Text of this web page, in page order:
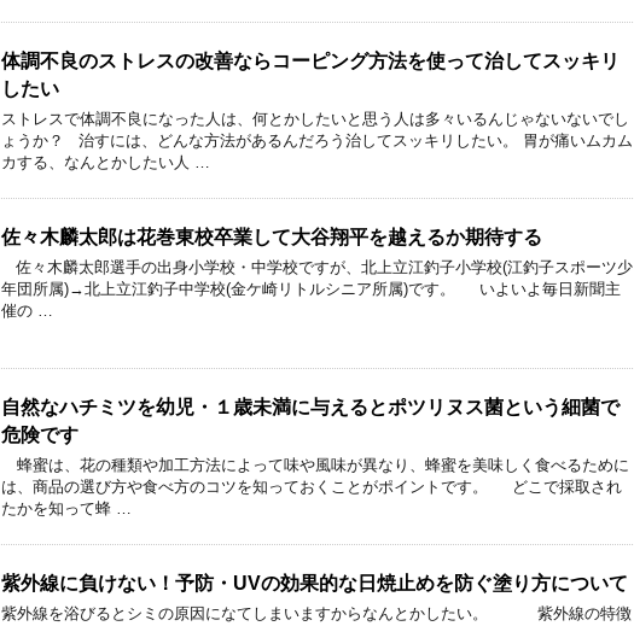
体調不良のストレスの改善ならコーピング方法を使って治してスッキリ
したい
ストレスで体調不良になった人は、何とかしたいと思う人は多々いるんじゃないないでし
ょうか？ 治すには、どんな方法があるんだろう治してスッキリしたい。 胃が痛いムカム
カする、なんとかしたい人 …
佐々木麟太郎は花巻東校卒業して大谷翔平を越えるか期待する
佐々木麟太郎選手の出身小学校・中学校ですが、北上立江釣子小学校(江釣子スポーツ少
年団所属)→北上立江釣子中学校(金ケ崎リトルシニア所属)です。 いよいよ毎日新聞主
催の …
自然なハチミツを幼児・１歳未満に与えるとポツリヌス菌という細菌で
危険です
蜂蜜は、花の種類や加工方法によって味や風味が異なり、蜂蜜を美味しく食べるために
は、商品の選び方や食べ方のコツを知っておくことがポイントです。 どこで採取され
たかを知って蜂 …
紫外線に負けない！予防・UVの効果的な日焼止めを防ぐ塗り方について
紫外線を浴びるとシミの原因になてしまいますからなんとかしたい。 紫外線の特徴